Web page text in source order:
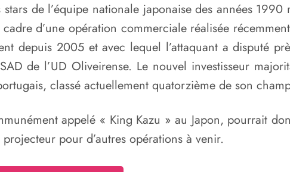
de l’équipe nationale japonaise des années 1990
d’une opération commerciale réalisée
depuis 2005 et avec lequel l’attaquant a disputé
de l’UD Oliveirense. Le nouvel investisseur
classé actuellement quatorzième de son
appelé « King Kazu » au Japon, pourrait
pour d’autres opérations à venir.